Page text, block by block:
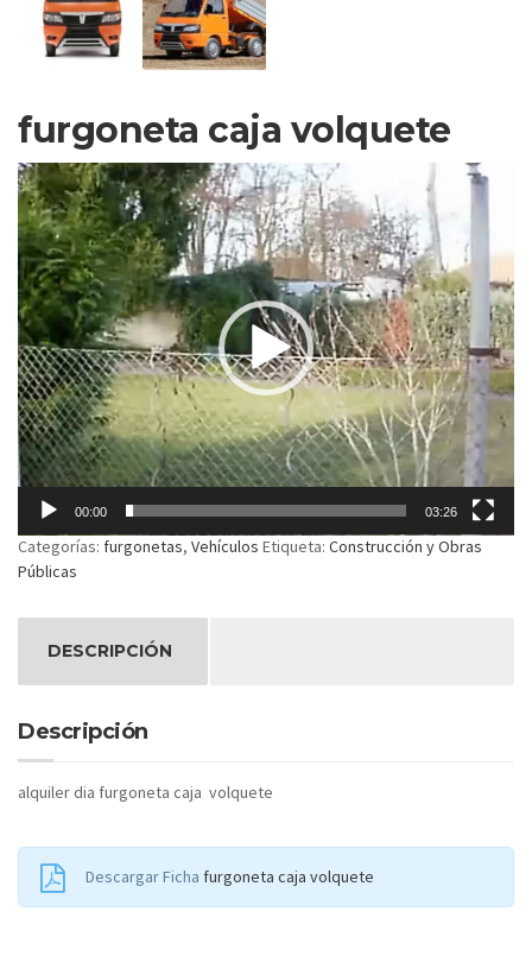
furgoneta caja volquete
Reproductor
de
vídeo
00:00 03:26
Categorías: furgonetas, Vehículos Etiqueta: Construcción y Obras
Públicas
DESCRIPCIÓN
Descripción
alquiler dia furgoneta caja volquete
Descargar Ficha furgoneta caja volquete